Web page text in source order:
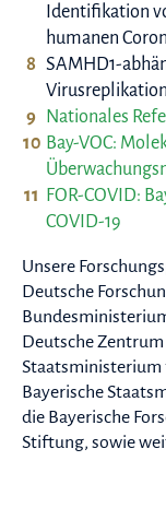
Identifikation
humanen
SAMHD1-
Virusreplikation
Nationales
Bay-VOC:
FOR-COVID:
COVID-19
Unsere
Deutsche
Deutsche
Staatsministerium
Bayerische
die Bayerische
Stiftung, sowie